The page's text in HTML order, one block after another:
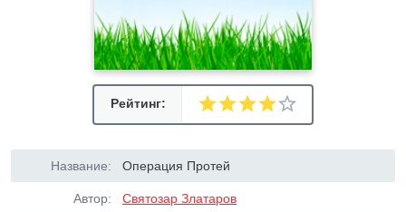
Рейтинг:
Название: Операция Протей
Автор: Святозар Златаров